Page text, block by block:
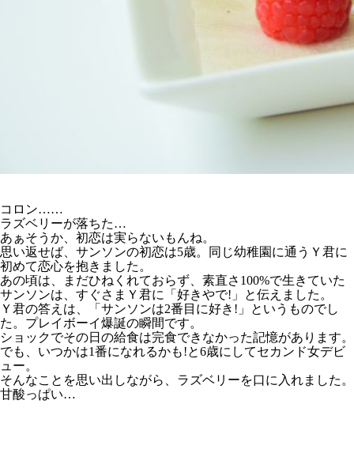
コロン……
ラズベリーが落ちた…
あぁそうか、初恋は実らないもんね。
思い返せば、サンソンの初恋は5歳。同じ幼稚園に通うＹ君に
初めて恋心を抱きました。
あの頃は、まだひねくれておらず、素直さ100%で生きていた
サンソンは、すぐさまＹ君に「好きやで!」と伝えました。
Ｙ君の答えは、「サンソンは2番目に好き!」というものでし
た。プレイボーイ爆誕の瞬間です。
ショックでその日の給食は完食できなかった記憶があります。
でも、いつかは1番になれるかも!と6歳にしてセカンド女デビ
ュー。
そんなことを思い出しながら、ラズベリーを口に入れました。
甘酸っぱい…